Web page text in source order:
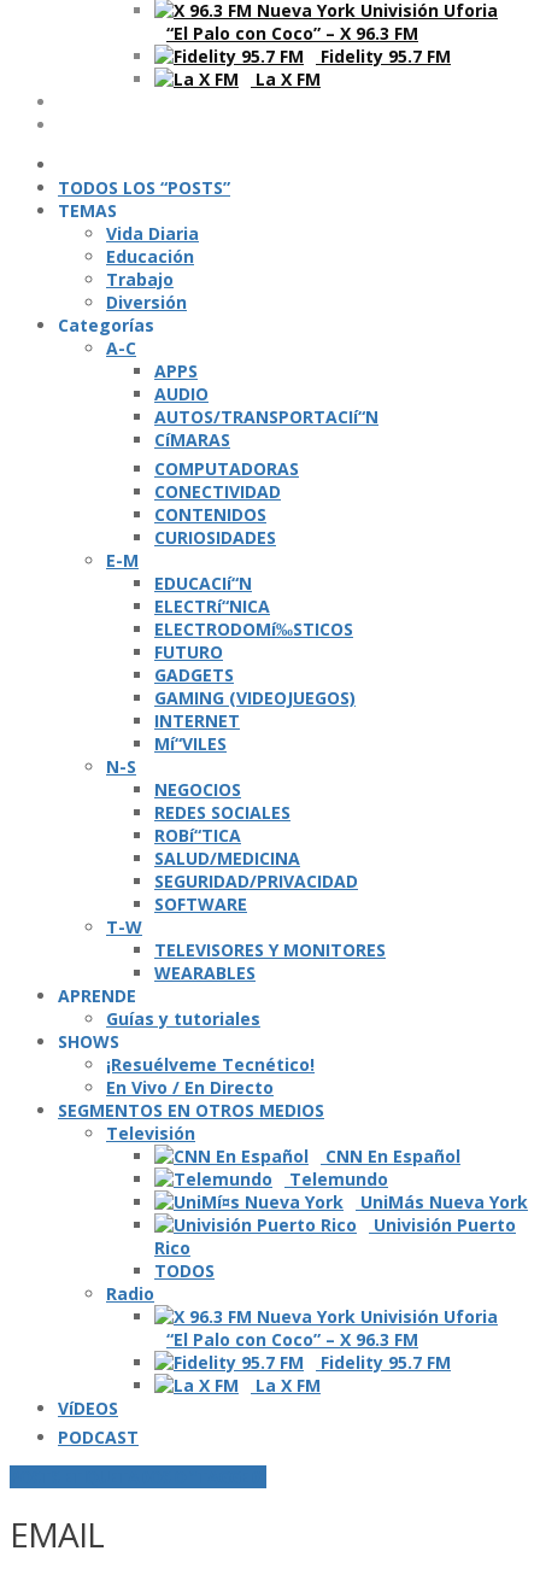
“El Palo con Coco” – X 96.3 FM
Fidelity 95.7 FM
La X FM
TODOS LOS “POSTS”
TEMAS
Vida Diaria
Educación
Trabajo
Diversión
Categorí­as
A-C
APPS
AUDIO
AUTOS/TRANSPORTACIí“N
CíMARAS
COMPUTADORAS
CONECTIVIDAD
CONTENIDOS
CURIOSIDADES
E-M
EDUCACIí“N
ELECTRí“NICA
ELECTRODOMí‰STICOS
FUTURO
GADGETS
GAMING (VIDEOJUEGOS)
INTERNET
Mí“VILES
N-S
NEGOCIOS
REDES SOCIALES
ROBí“TICA
SALUD/MEDICINA
SEGURIDAD/PRIVACIDAD
SOFTWARE
T-W
TELEVISORES Y MONITORES
WEARABLES
APRENDE
Guí­as y tutoriales
SHOWS
¡Resuélveme Tecnético!
En Vivo / En Directo
SEGMENTOS EN OTROS MEDIOS
Televisión
CNN En Español
Telemundo
UniMás Nueva York
Univisión Puerto
Rico
TODOS
Radio
“El Palo con Coco” – X 96.3 FM
Fidelity 95.7 FM
La X FM
VíDEOS
PODCAST
EMAIL